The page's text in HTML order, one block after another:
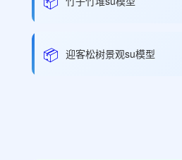
📦 迎客松树景观su模型